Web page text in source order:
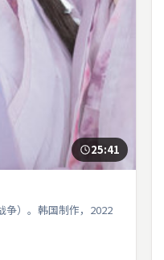
25:41
争）。韩国制作，2022